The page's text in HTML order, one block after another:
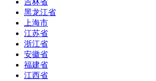
吉林省
黑龙江省
上海市
江苏省
浙江省
安徽省
福建省
江西省